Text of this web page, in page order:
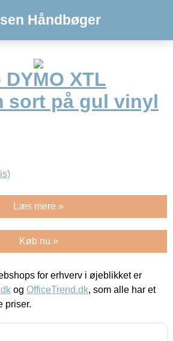
Håndbøger
XTL
sort på gul vinyl
Læs mere »
Køb nu »
for erhverv i øjeblikket er
og OfficeTrend.dk, som alle har et
priser.